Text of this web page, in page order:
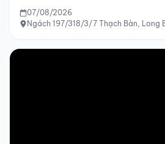
07/08/2026
Ngách 197/318/3/7 Thạch Bàn, Long